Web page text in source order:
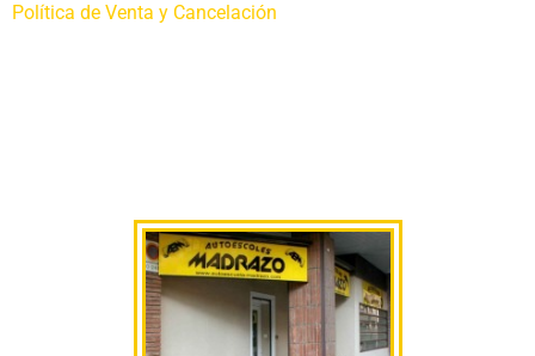
Política de Venta y Cancelación